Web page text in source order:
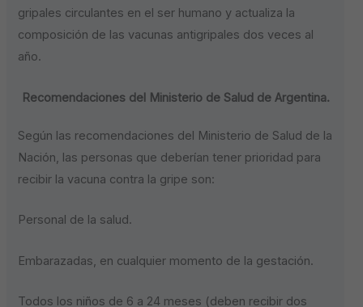
gripales circulantes en el ser humano y actualiza la
composición de las vacunas antigripales dos veces al
año.
Recomendaciones del Ministerio de Salud de Argentina.
Según las recomendaciones del Ministerio de Salud de la
Nación, las personas que deberían tener prioridad para
recibir la vacuna contra la gripe son:
Personal de la salud.
Embarazadas, en cualquier momento de la gestación.
Todos los niños de 6 a 24 meses (deben recibir dos